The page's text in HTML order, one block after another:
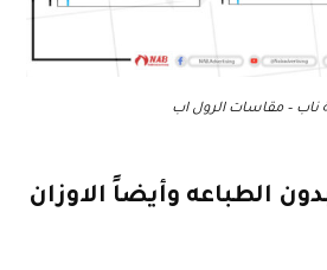
ناب – مقاسات الرول اب
الطباعه وأيضاً الاوزان